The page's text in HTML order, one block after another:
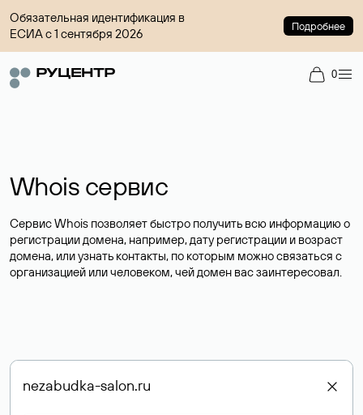
Обязательная идентификация в
ЕСИА с 1 сентября 2026
Подробнее
0
Whois сервис
Сервис Whois позволяет быстро получить всю информацию о
регистрации домена, например, дату регистрации и возраст
домена, или узнать контакты, по которым можно связаться с
организацией или человеком, чей домен вас заинтересовал.